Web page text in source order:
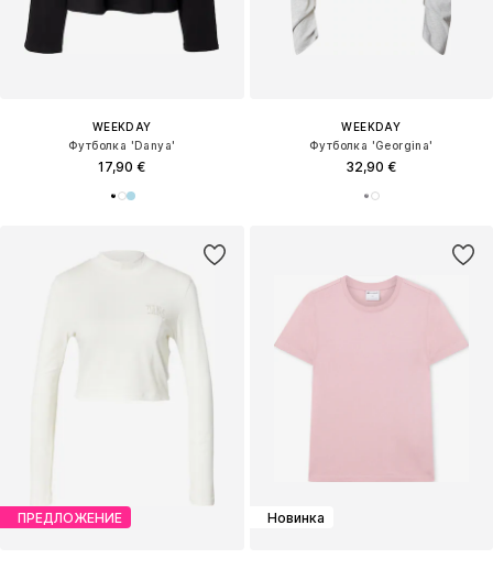
WEEKDAY
Футболка 'Danya'
17,90 €
WEEKDAY
Футболка 'Georgina'
32,90 €
ПРЕДЛОЖЕНИЕ Новинка